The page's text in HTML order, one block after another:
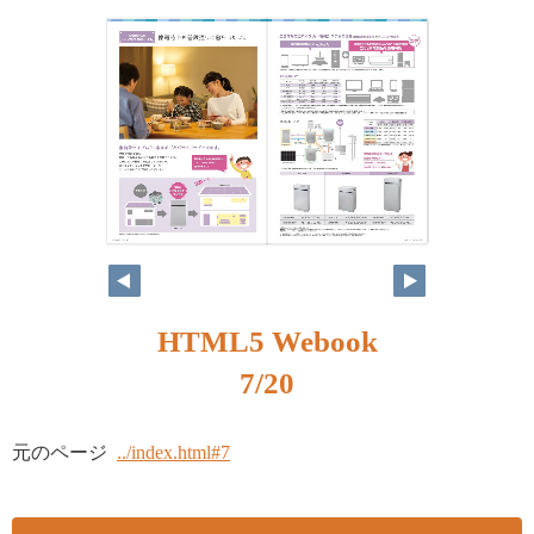
HTML5 Webook
7/20
元のページ ../index.html#7